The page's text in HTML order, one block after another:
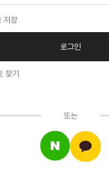
저장
찾기
또는